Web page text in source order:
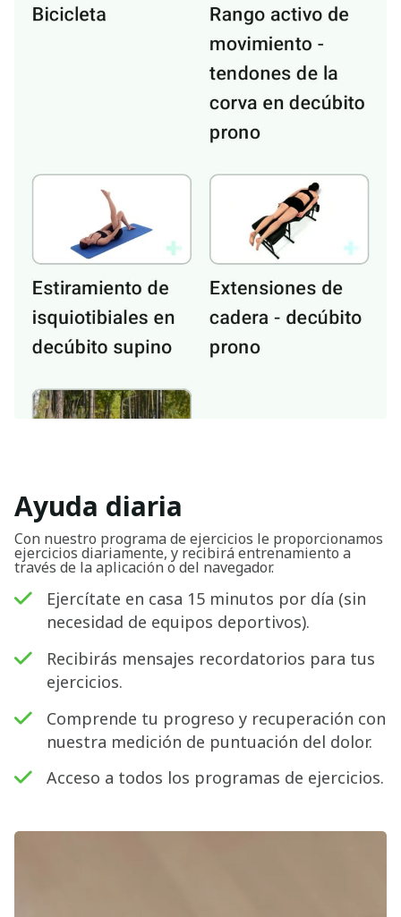
Ayuda diaria
Con nuestro programa de ejercicios le proporcionamos
ejercicios diariamente, y recibirá entrenamiento a
través de la aplicación o del navegador.
Ejercítate en casa 15 minutos por día (sin
necesidad de equipos deportivos).
Recibirás mensajes recordatorios para tus
ejercicios.
Comprende tu progreso y recuperación con
nuestra medición de puntuación del dolor.
Acceso a todos los programas de ejercicios.